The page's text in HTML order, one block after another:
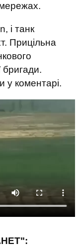
і танк
Прицільна
бригади.
у коментарі.